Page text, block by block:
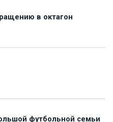
в октагон
футбольной семьи